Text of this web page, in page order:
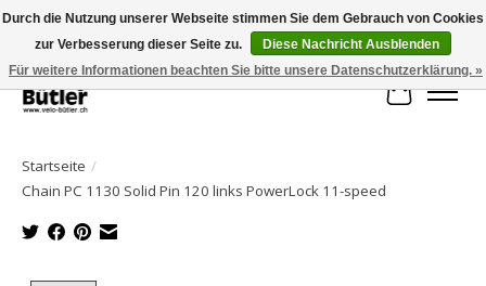
Große Auswahl an Produkten und schneller Versand!
Ihr
Startseite /
Chain PC 1130 Solid Pin 120 links PowerLock 11-speed
Durch die Nutzung unserer Webseite stimmen Sie dem Gebrauch von Cookies
zur Verbesserung dieser Seite zu.
Diese Nachricht Ausblenden
Für weitere Informationen beachten Sie bitte unsere Datenschutzerklärung. »